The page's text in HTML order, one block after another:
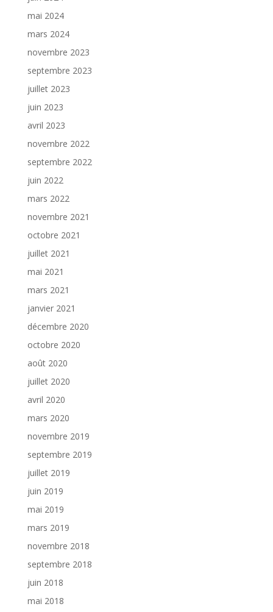
mai 2024
mars 2024
novembre 2023
septembre 2023
juillet 2023
juin 2023
avril 2023
novembre 2022
septembre 2022
juin 2022
mars 2022
novembre 2021
octobre 2021
juillet 2021
mai 2021
mars 2021
janvier 2021
décembre 2020
octobre 2020
août 2020
juillet 2020
avril 2020
mars 2020
novembre 2019
septembre 2019
juillet 2019
juin 2019
mai 2019
mars 2019
novembre 2018
septembre 2018
juin 2018
mai 2018